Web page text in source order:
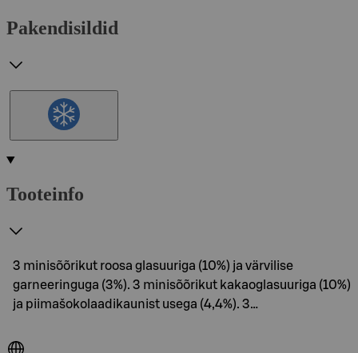
Pakendisildid
Tooteinfo
3 minisõõrikut roosa glasuuriga (10%) ja värvilise
garneeringuga (3%). 3 minisõõrikut kakaoglasuuriga (10%)
ja piimašokolaadikaunist usega (4,4%). 3…